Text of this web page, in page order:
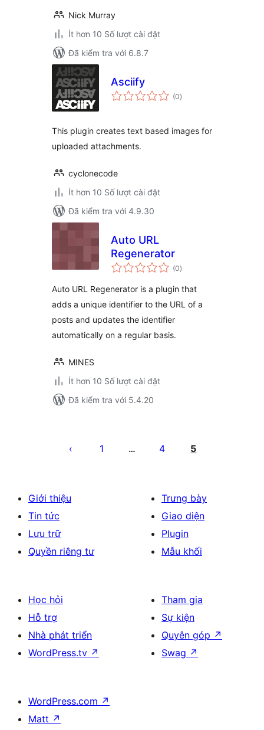
Nick Murray
Ít hơn 10 Số lượt cài đặt
Đã kiểm tra với 6.8.7
Asciify
(0tổng
đánh
)
This plugin creates text based images for
uploaded attachments.
cyclonecode
Ít hơn 10 Số lượt cài đặt
Đã kiểm tra với 4.9.30
Auto URL
Regenerator
(0tổng
đánh
)
Auto URL Regenerator is a plugin that
adds a unique identifier to the URL of a
posts and updates the identifier
automatically on a regular basis.
MINES
Ít hơn 10 Số lượt cài đặt
Đã kiểm tra với 5.4.20
trang
1 … 4 5
Giới thiệu
Tin tức
Lưu trữ
Quyền riêng tư
Trưng bày
Giao diện
Plugin
Mẫu khối
Học hỏi
Hỗ trợ
Nhà phát triển
WordPress.tv ↗
Tham gia
Sự kiện
Quyên góp ↗
Swag ↗
WordPress.com ↗
Matt ↗